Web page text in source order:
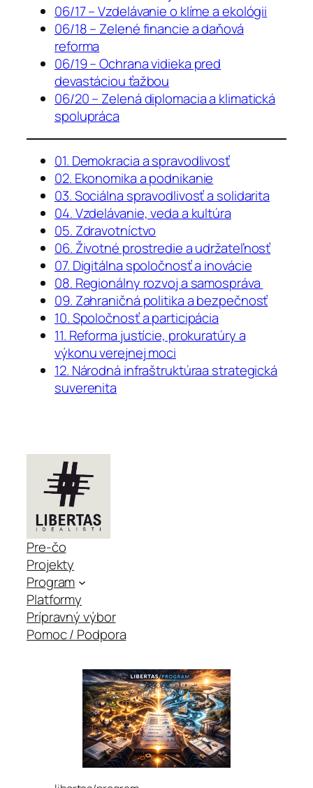
06/17 – Vzdelávanie o klíme a ekológii
06/18 – Zelené financie a daňová
reforma
06/19 – Ochrana vidieka pred
devastáciou ťažbou
06/20 – Zelená diplomacia a klimatická
spolupráca
01. Demokracia a spravodlivosť
02. Ekonomika a podnikanie
03. Sociálna spravodlivosť a solidarita
04. Vzdelávanie, veda a kultúra
05. Zdravotníctvo
06. Životné prostredie a udržateľnosť
07. Digitálna spoločnosť a inovácie
08. Regionálny rozvoj a samospráva
09. Zahraničná politika a bezpečnosť
10. Spoločnosť a participácia
11. Reforma justície, prokuratúry a
výkonu verejnej moci
12. Národná infraštruktúraa strategická
suverenita
Pre-čo
Projekty
Program
Platformy
Prípravný výbor
Pomoc / Podpora